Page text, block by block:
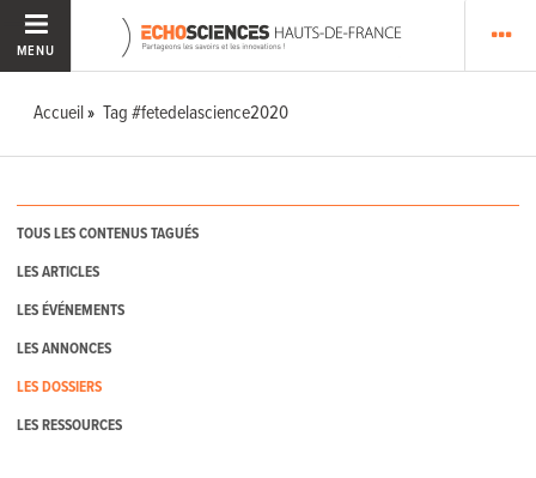
MENU
Accueil Tag #fetedelascience2020
TOUS LES CONTENUS TAGUÉS
LES ARTICLES
LES ÉVÉNEMENTS
LES ANNONCES
LES DOSSIERS
LES RESSOURCES